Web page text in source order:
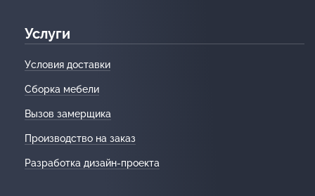
Услуги
Условия доставки
Сборка мебели
Вызов замерщика
Производство на заказ
Разработка дизайн-проекта